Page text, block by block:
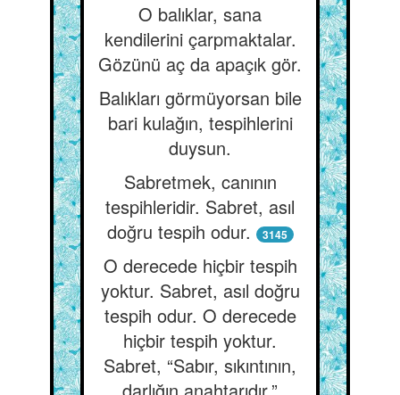
O balıklar, sana
kendilerini çarpmaktalar.
Gözünü aç da apaçık gör.
Balıkları görmüyorsan bile
bari kulağın, tespihlerini
duysun.
Sabretmek, canının
tespihleridir. Sabret, asıl
doğru tespih odur.
3145
O derecede hiçbir tespih
yoktur. Sabret, asıl doğru
tespih odur. O derecede
hiçbir tespih yoktur.
Sabret, “Sabır, sıkıntının,